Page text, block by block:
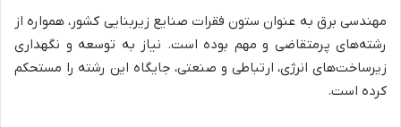
مهندسی برق به عنوان ستون فقرات صنایع زیربنایی کشور، همواره از
رشته‌های پرمتقاضی و مهم بوده است. نیاز به توسعه و نگهداری
زیرساخت‌های انرژی، ارتباطی و صنعتی، جایگاه این رشته را مستحکم
کرده است.